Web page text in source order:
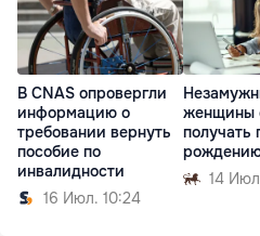
В CNAS опровергли
информацию о
требовании вернуть
пособие по
инвалидности
16 Июл. 10:24
женщины
получать
14